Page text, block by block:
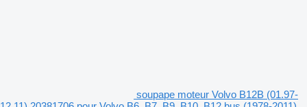
soupape moteur Volvo B12B (01.97-